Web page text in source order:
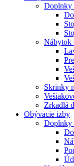
Doplnky
Nábytok
Skrinky
Zrkadlá
Obývacie izby
Doplnky